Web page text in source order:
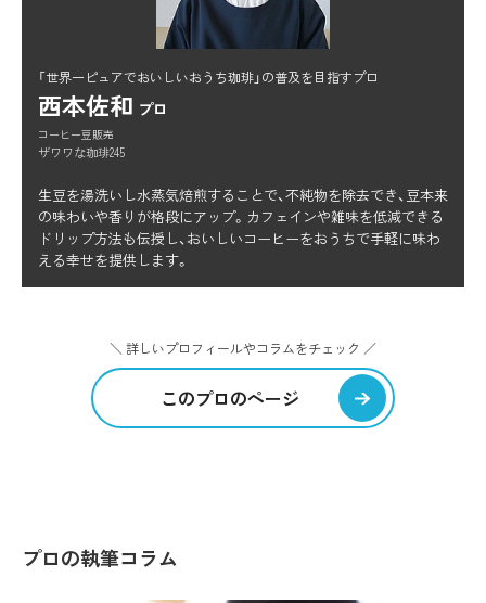
「世界一ピュアでおいしいおうち珈琲」の普及を目指すプロ
西本佐和 プロ
コーヒー豆販売
ザワワな珈琲245
生豆を湯洗いし水蒸気焙煎することで、不純物を除去でき、豆本来
の味わいや香りが格段にアップ。カフェインや雑味を低減できる
ドリップ方法も伝授し、おいしいコーヒーをおうちで手軽に味わ
える幸せを提供します。
＼ 詳しいプロフィールやコラムをチェック ／
このプロのページ
プロの執筆コラム